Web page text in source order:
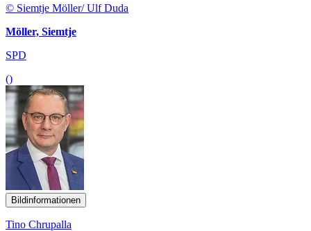
© Siemtje Möller/ Ulf Duda
Möller, Siemtje
SPD
()
Bildinformationen
Tino Chrupalla